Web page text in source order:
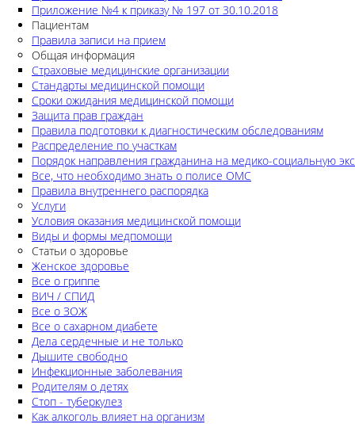
Приложение №4 к приказу № 197 от 30.10.2018
Пациентам
Правила записи на прием
Общая информация
Страховые медицинские организации
Стандарты медицинской помощи
Сроки ожидания медицинской помощи
Защита прав граждан
Правила подготовки к диагностическим обследованиям
Распределение по участкам
Порядок направления гражданина на медико-социальную
Все, что необходимо знать о полисе ОМС
Правила внутреннего распорядка
Услуги
Условия оказания медицинской помощи
Виды и формы медпомощи
Статьи о здоровье
Женское здоровье
Все о гриппе
ВИЧ / СПИД
Все о ЗОЖ
Все о сахарном диабете
Дела сердечные и не только
Дышите свободно
Инфекционные заболевания
Родителям о детях
Стоп - туберкулез
Как алкоголь влияет на организм